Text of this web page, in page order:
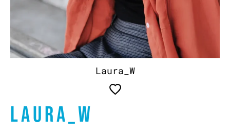
Laura_W
LAURA_W